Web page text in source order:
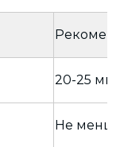
20-25 мм
Не